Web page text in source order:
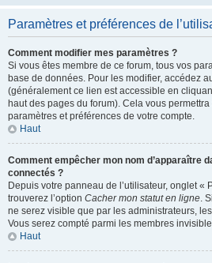
Paramètres et préférences de
Comment modifier mes paramètres ?
Si vous êtes membre de ce forum, tous vos
base de données. Pour les modifier, accédez
(généralement ce lien est accessible en
haut des pages du forum). Cela vous
paramètres et préférences de votre compte.
Haut
Comment empêcher mon nom d’apparaître
connectés ?
Depuis votre panneau de l’utilisateur, onglet «
trouverez l’option Cacher mon statut en ligne.
ne serez visible que par les administrateurs,
Vous serez compté parmi les membres
Haut